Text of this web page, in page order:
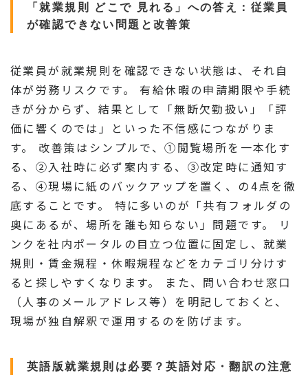
「就業規則 どこで 見れる」への答え：従業員
が確認できない問題と改善策
従業員が就業規則を確認できない状態は、それ自
体が労務リスクです。 有給休暇の申請期限や手続
きが分からず、結果として「無断欠勤扱い」「評
価に響くのでは」といった不信感につながりま
す。 改善策はシンプルで、①閲覧場所を一本化す
る、②入社時に必ず案内する、③改定時に通知す
る、④現場に紙のバックアップを置く、の4点を徹
底することです。 特に多いのが「共有フォルダの
奥にあるが、場所を誰も知らない」問題です。 リ
ンクを社内ポータルの目立つ位置に固定し、就業
規則・賃金規程・休暇規程などをカテゴリ分けす
ると探しやすくなります。 また、問い合わせ窓口
（人事のメールアドレス等）を明記しておくと、
現場が独自解釈で運用するのを防げます。
英語版就業規則は必要？英語対応・翻訳の注意